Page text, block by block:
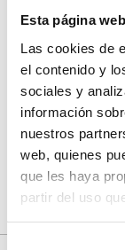
Esta página
Las cookies de
el contenido y
sociales y
información
nuestros
web, quienes
que les haya
partir del uso
LA